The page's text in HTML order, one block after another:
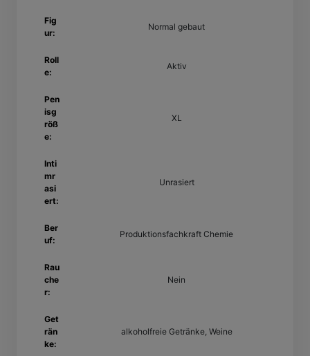
Fig
ur:
Normal gebaut
Roll
e:
Aktiv
Pen
isg
röß
e:
XL
Inti
mr
asi
ert:
Unrasiert
Ber
uf:
Produktionsfachkraft Chemie
Rau
che
r:
Nein
Get
rän
ke:
alkoholfreie Getränke, Weine